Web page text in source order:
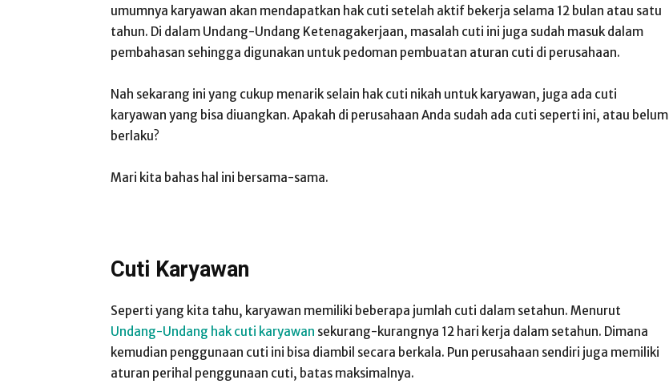
umumnya karyawan akan mendapatkan hak cuti setelah aktif bekerja selama 12 bulan atau satu
tahun. Di dalam Undang-Undang Ketenagakerjaan, masalah cuti ini juga sudah masuk dalam
pembahasan sehingga digunakan untuk pedoman pembuatan aturan cuti di perusahaan.
Nah sekarang ini yang cukup menarik selain hak cuti nikah untuk karyawan, juga ada cuti
karyawan yang bisa diuangkan. Apakah di perusahaan Anda sudah ada cuti seperti ini, atau belum
berlaku?
Mari kita bahas hal ini bersama-sama.
Cuti Karyawan
Seperti yang kita tahu, karyawan memiliki beberapa jumlah cuti dalam setahun. Menurut
Undang-Undang hak cuti karyawan sekurang-kurangnya 12 hari kerja dalam setahun. Dimana
kemudian penggunaan cuti ini bisa diambil secara berkala. Pun perusahaan sendiri juga memiliki
aturan perihal penggunaan cuti, batas maksimalnya.